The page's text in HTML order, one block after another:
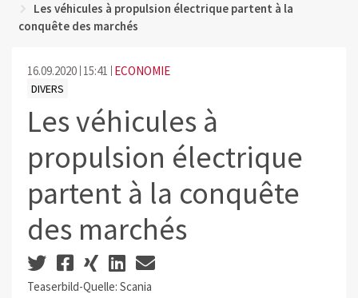
Les véhicules à propulsion électrique partent à la
conquête des marchés
16.09.2020 15:41 ECONOMIE
DIVERS
Les véhicules à
propulsion électrique
partent à la conquête
des marchés
Teaserbild-Quelle: Scania